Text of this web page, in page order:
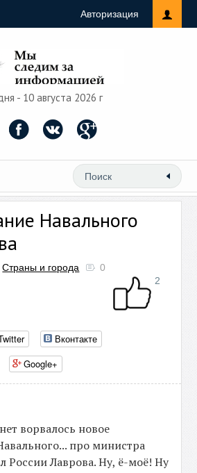
Авторизация
- 10 августа 2026 г
Навального
Страны и города
0
2
Вконтакте
Google+
ворвалось новое
про министра
России Лаврова. Ну, ё-моё! Ну